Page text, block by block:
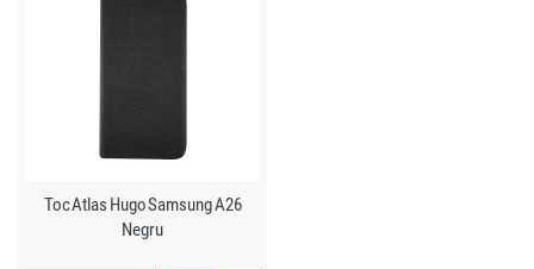
Toc Atlas Hugo Samsung A26
Negru